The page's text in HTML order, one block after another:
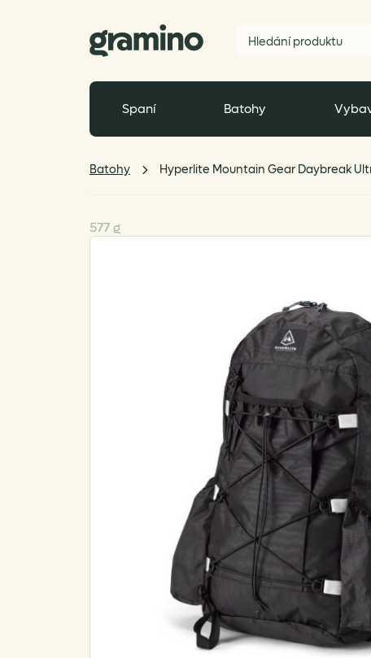
Spaní Batohy
Batohy Hyperlite Mountain Gear Daybreak
577 g